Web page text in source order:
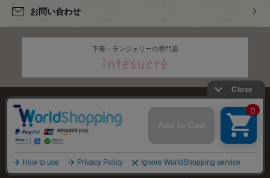
お問い合わせ
下着・ランジェリーの専門店
会社概要 採用情報
特定商取引法に基づく表記 サイトマップ
2012-2026OKADAYA CO.,LTD.